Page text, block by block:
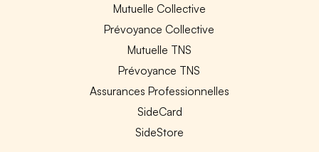
Mutuelle Collective
Prévoyance Collective
Mutuelle TNS
Prévoyance TNS
Assurances Professionnelles
SideCard
SideStore